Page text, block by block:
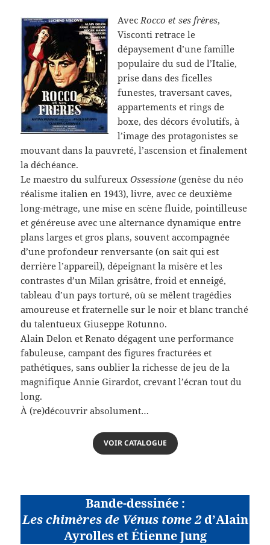
Avec Rocco et ses frères,
Visconti retrace le
dépaysement d’une famille
populaire du sud de l’Italie,
prise dans des ficelles
funestes, traversant caves,
appartements et rings de
boxe, des décors évolutifs, à
l’image des protagonistes se
mouvant dans la pauvreté, l’ascension et finalement
la déchéance.
Le maestro du sulfureuxOssessione (genèse du néo
réalisme italien en 1943), livre, avec ce deuxième
long-métrage, une mise en scène fluide, pointilleuse
et généreuse avec une alternance dynamique entre
plans larges et gros plans, souvent accompagnée
d’une profondeur renversante (on sait qui est
derrière l’appareil), dépeignant la misère et les
contrastes d’un Milan grisâtre, froid et enneigé,
tableau d’un pays torturé, où se mêlent tragédies
amoureuse et fraternelle sur le noir et blanc tranché
du talentueux Giuseppe Rotunno.
Alain Delon et Renato dégagent une performance
fabuleuse, campant des figures fracturées et
pathétiques, sans oublier la richesse de jeu de la
magnifique Annie Girardot, crevant l’écran tout du
long.
À (re)découvrir absolument…
VOIR CATALOGUE
Bande-dessinée :
Les chimères de Vénus tome 2d’Alain
Ayrolles et Étienne Jung